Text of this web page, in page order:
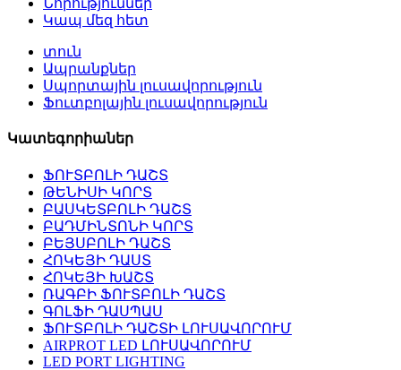
Նորություններ
Կապ մեզ հետ
տուն
Ապրանքներ
Սպորտային լուսավորություն
Ֆուտբոլային լուսավորություն
Կատեգորիաներ
ՖՈՒՏԲՈԼԻ ԴԱՇՏ
ԹԵՆԻՍԻ ԿՈՐՏ
ԲԱՍԿԵՏԲՈԼԻ ԴԱՇՏ
ԲԱԴՄԻՆՏՈՆԻ ԿՈՐՏ
ԲԵՅՍԲՈԼԻ ԴԱՇՏ
ՀՈԿԵՅԻ ԴԱՍՏ
ՀՈԿԵՅԻ ԽԱՇՏ
ՌԱԳԲԻ ՖՈՒՏԲՈԼԻ ԴԱՇՏ
ԳՈԼՖԻ ԴԱՍՊԱՍ
ՖՈՒՏԲՈԼԻ ԴԱՇՏԻ ԼՈՒՍԱՎՈՐՈՒՄ
AIRPROT LED ԼՈՒՍԱՎՈՐՈՒՄ
LED PORT LIGHTING